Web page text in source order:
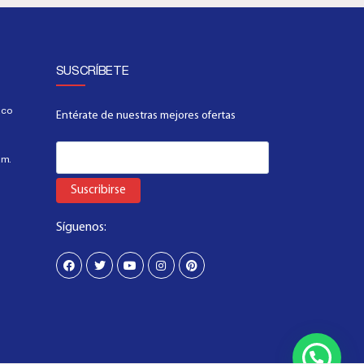
SUSCRÍBETE
Entérate de nuestras mejores ofertas
Suscribirse
Síguenos: